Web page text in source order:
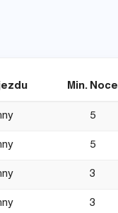
Min. Noce
5
5
3
3